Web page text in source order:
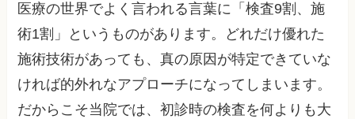
医療の世界でよく言われる言葉に「検査9割、施
術1割」というものがあります。どれだけ優れた
施術技術があっても、真の原因が特定できていな
ければ的外れなアプローチになってしまいます。
だからこそ当院では、初診時の検査を何よりも大